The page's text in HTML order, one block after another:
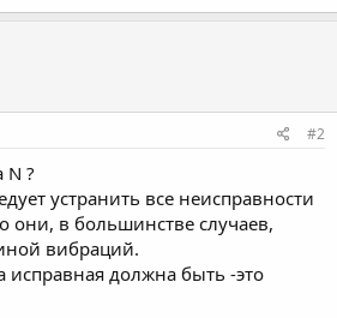
#2
N ?
устранить все неисправности
они, в большинстве случаев,
вибраций.
исправная должна быть -это